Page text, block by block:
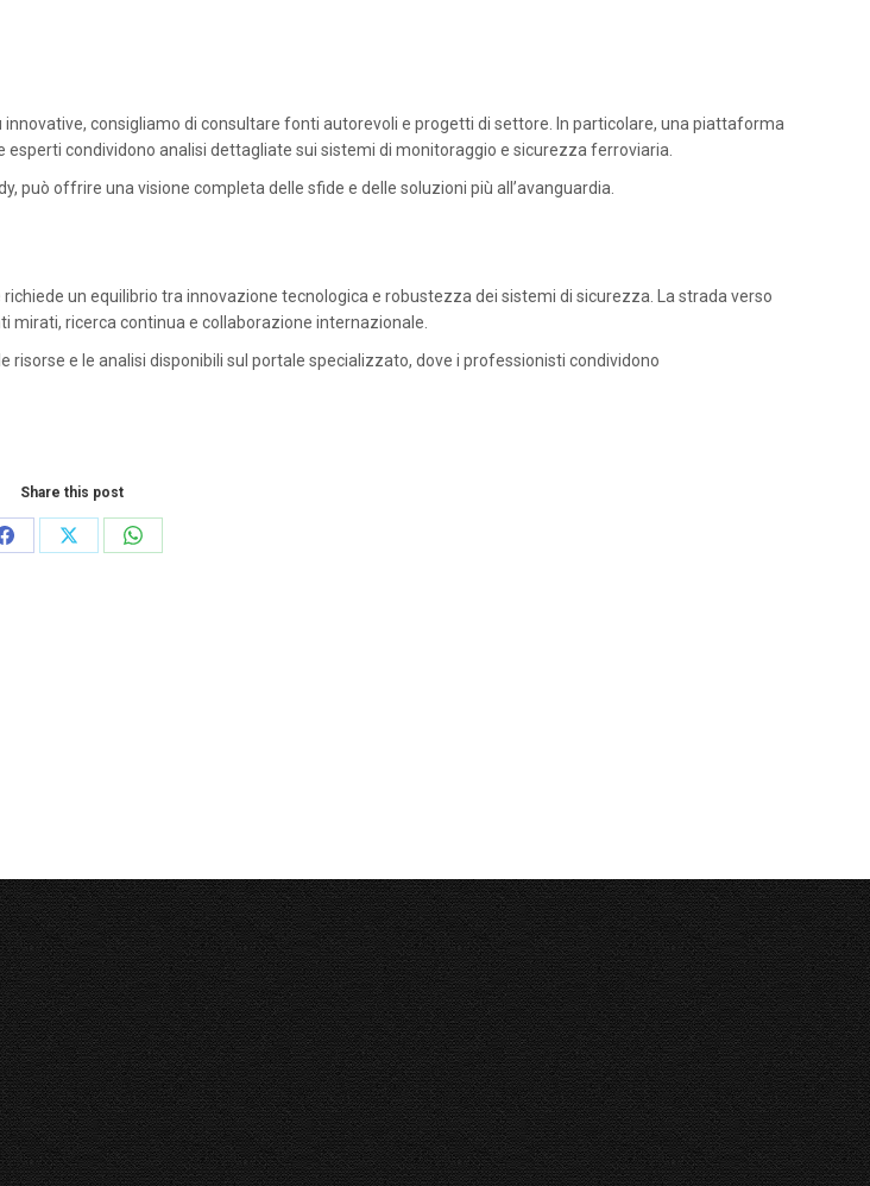
consigliamo di consultare fonti autorevoli e progetti di settore. In particolare, una piattaforma
esperti condividono analisi dettagliate sui sistemi di monitoraggio e sicurezza ferroviaria.
offrire una visione completa delle sfide e delle soluzioni più all’avanguardia.
un equilibrio tra innovazione tecnologica e robustezza dei sistemi di sicurezza. La strada verso
ricerca continua e collaborazione internazionale.
e le analisi disponibili sul portale specializzato, dove i professionisti condividono
Share this post
Share
Share
Share